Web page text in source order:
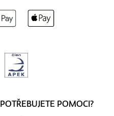
POTŘEBUJETE POMOCI?